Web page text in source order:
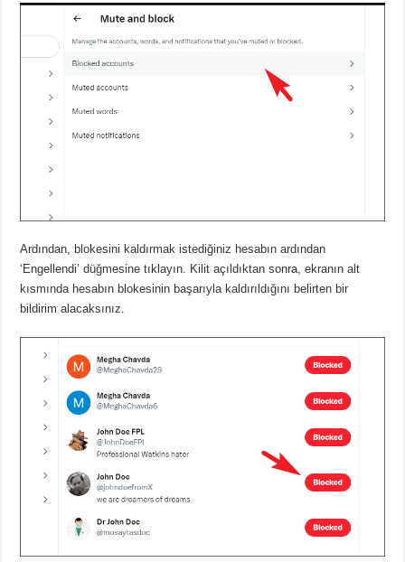
Ardından, blokesini kaldırmak istediğiniz hesabın ardından
‘Engellendi’ düğmesine tıklayın. Kilit açıldıktan sonra, ekranın alt
kısmında hesabın blokesinin başarıyla kaldırıldığını belirten bir
bildirim alacaksınız.